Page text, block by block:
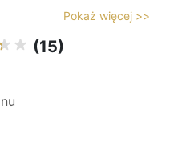
Pokaż więcej >>
(15)